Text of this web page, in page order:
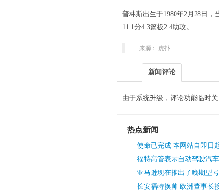
普林斯出生于1980年2月28日
11.1分4.3篮板2.4助攻。
来源： 虎扑
新闻评论
由于系统升级，评论功能临时
热点新闻
使命已完成 本网站自即日
福特高管表示自动驾驶汽
亚马逊现在推出了晚期型
长安福特换帅 欧洲董事长